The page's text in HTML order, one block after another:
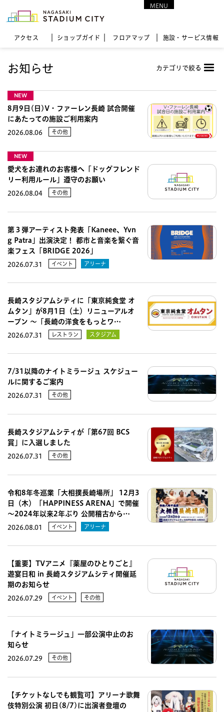
アクセス ショップガイド フロア マップ 施設・サービス情報
MENU
お知らせ カテゴリで絞る
NEW
8月9日(日)V・ファーレン長崎 試合開催
にあたっての施設ご利用案内
2026.08.06 その他
NEW
愛犬をお連れのお客様へ「ドッグフレンド
リー利用ルール」遵守のお願い
2026.08.04 その他
第３弾アーティスト発表「Kaneee、Yvn
g Patra」出演決定！ 都市と音楽を繋ぐ音
楽フェス「BRIDGE 2026」
2026.07.31 イベント アリーナ
長崎スタジアムシティに「東京純食堂 オ
ムタン」が8月1日（土）リニューアルオ
ープン 〜「長崎の洋食をもっとワ…
2026.07.31 レストラン スタジアム
7/31以降のナイトミラージュ スケジュー
ルに関するご案内
2026.07.31 その他
長崎スタジアムシティが「第67回 BCS
賞」に入選しました
2026.07.31 その他
令和8年冬巡業「大相撲長崎場所」 12月3
日（木）「HAPPINESS ARENA」で開催
～2024年以来2年ぶり 公開稽古から…
2026.08.01 イベント アリーナ
【重要】TVアニメ『薬屋のひとりごと』
遊宴日和 in 長崎スタジアムシティ開催延
期のお知らせ
2026.07.29 イベント その他
「ナイトミラージュ」一部公演中止のお
知らせ
2026.07.29 その他
【チケットなしでも観覧可】アリーナ歌舞
伎特別公演 初日(8/7)に出演者登壇の